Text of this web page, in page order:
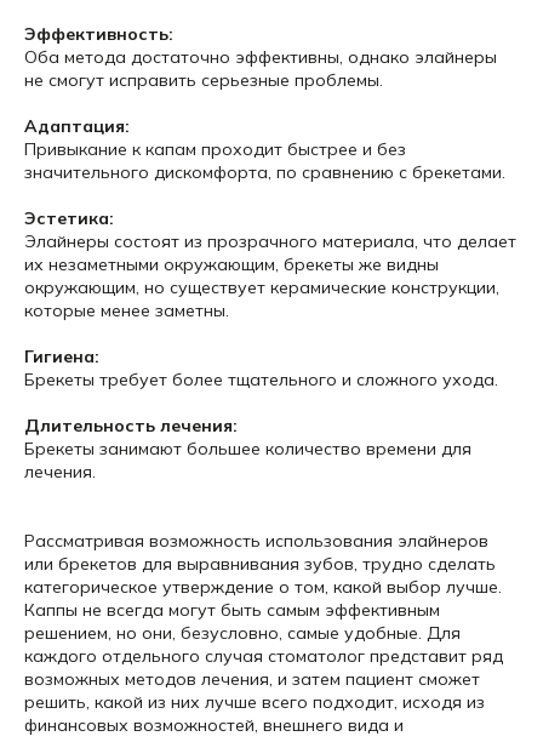
Эффективность:
Оба метода достаточно эффективны, однако элайнеры
не смогут исправить серьезные проблемы.
Адаптация:
Привыкание к капам проходит быстрее и без
значительного дискомфорта, по сравнению с брекетами.
Эстетика:
Элайнеры состоят из прозрачного материала, что делает
их незаметными окружающим, брекеты же видны
окружающим, но существует керамические конструкции,
которые менее заметны.
Гигиена:
Брекеты требует более тщательного и сложного ухода.
Длительность лечения:
Брекеты занимают большее количество времени для
лечения.
Рассматривая возможность использования элайнеров
или брекетов для выравнивания зубов, трудно сделать
категорическое утверждение о том, какой выбор лучше.
Каппы не всегда могут быть самым эффективным
решением, но они, безусловно, самые удобные. Для
каждого отдельного случая стоматолог представит ряд
возможных методов лечения, и затем пациент сможет
решить, какой из них лучше всего подходит, исходя из
финансовых возможностей, внешнего вида и